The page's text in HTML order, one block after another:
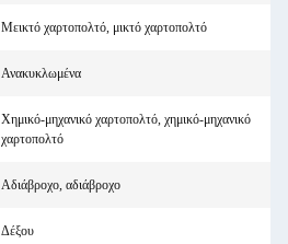
Μεικτό χαρτοπολτό, μικτό χαρτοπολτό
Ανακυκλωμένα
Χημικό-μηχανικό χαρτοπολτό, χημικό-μηχανικό
χαρτοπολτό
Αδιάβροχο, αδιάβροχο
Δέξου